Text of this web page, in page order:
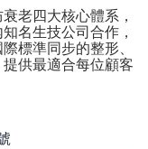
老四大核心體系，
名生技公司合作，
標準同步的整形、
供最適合每位顧客